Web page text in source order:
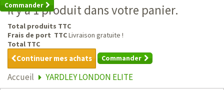
Commander
Il y a 1 produit dans votre panier.
Total produits TTC
Frais de port TTCLivraison gratuite !
Total TTC
Continuer mes achats Commander
Accueil YARDLEY LONDON ELITE